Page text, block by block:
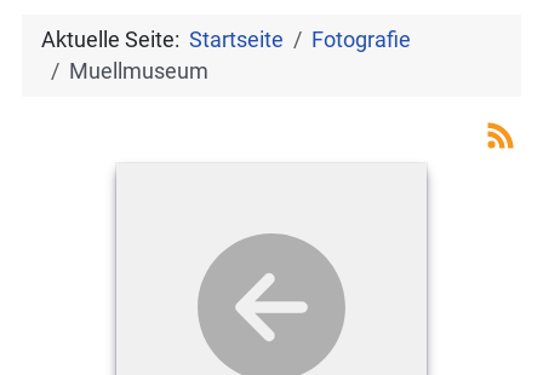
Aktuelle Seite: Startseite
Fotografie
Muellmuseum